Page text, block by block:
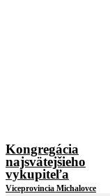
Kongregácia
najsvätejšieho
vykupiteľa
Viceprovincia Michalovce